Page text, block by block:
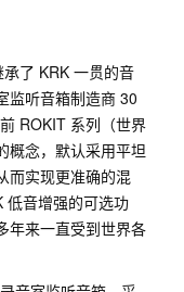
了 KRK 一贯的音
监听音箱制造商 30
ROKIT 系列（世界
概念，默认采用平坦
而实现更准确的混
低音增强的可选功
年来一直受到世界各